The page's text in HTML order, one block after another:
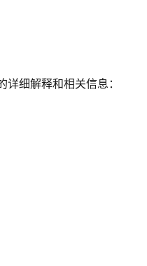
细解释和相关信息：